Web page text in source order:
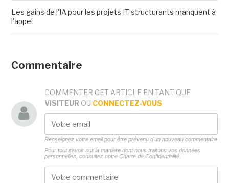
Les gains de l'IA pour les projets IT structurants manquent à
l'appel
Commentaire
COMMENTER CET ARTICLE EN TANT QUE
VISITEUR OU CONNECTEZ-VOUS
Renseignez votre email pour être prévenu d'un nouveau commentaire
Pour tout savoir sur la manière dont nous traitons vos données
personnelles, consultez notre Charte de Confidentialité.